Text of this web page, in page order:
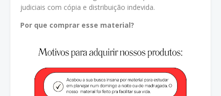
judiciais com cópia e distribuição indevida.
Por que comprar esse material?